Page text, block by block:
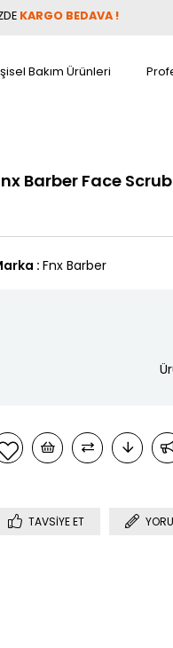
KARGO BEDAVA !
Bakım Ürünleri
Barber Face
: Fnx Barber
TAVSIYE ET